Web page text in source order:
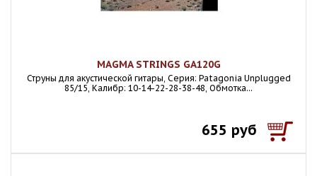
MAGMA STRINGS GA120G
Струны для акустической гитары, Серия: Patagonia Unplugged
85/15, Калибр: 10-14-22-28-38-48, Обмотка...
655 руб